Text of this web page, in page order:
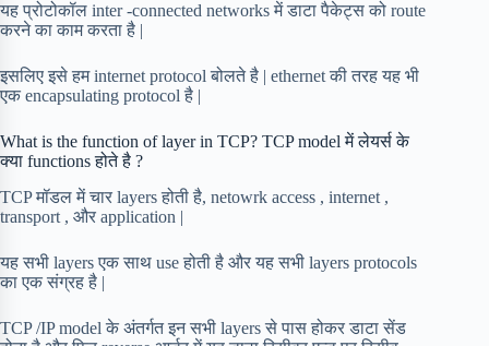
यह प्रोटोकॉल inter -connected networks में डाटा पैकेट्स को route
करने का काम करता है |
इसलिए इसे हम internet protocol बोलते है | ethernet की तरह यह भी
एक encapsulating protocol है |
What is the function of layer in TCP? TCP model में लेयर्स के
क्या functions होते है ?
TCP मॉडल में चार layers होती है, netowrk access , internet ,
transport , और application |
यह सभी layers एक साथ use होती है और यह सभी layers protocols
का एक संग्रह है |
TCP /IP model के अंतर्गत इन सभी layers से पास होकर डाटा सेंड